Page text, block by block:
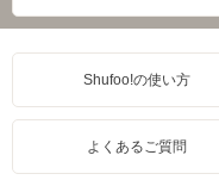
Shufoo!の使い方
よくあるご質問